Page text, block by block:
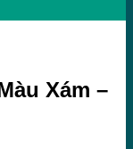
Xám –